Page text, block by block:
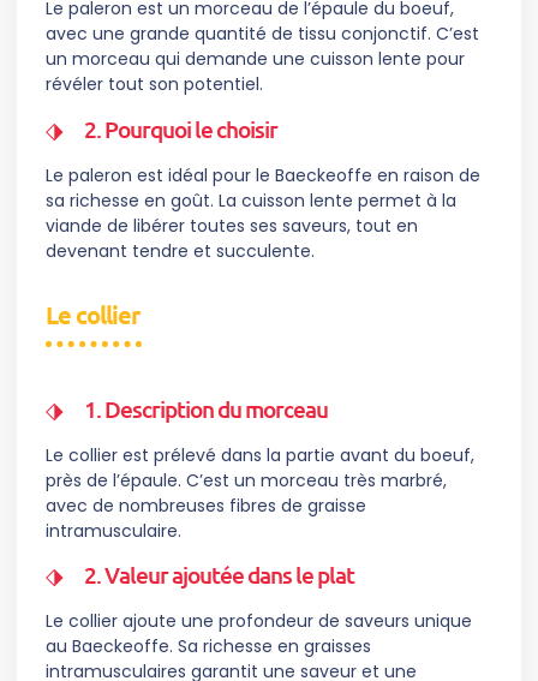
Le paleron est un morceau de l’épaule du boeuf,
avec une grande quantité de tissu conjonctif. C’est
un morceau qui demande une cuisson lente pour
révéler tout son potentiel.
2. Pourquoi le choisir
Le paleron est idéal pour le Baeckeoffe en raison de
sa richesse en goût. La cuisson lente permet à la
viande de libérer toutes ses saveurs, tout en
devenant tendre et succulente.
Le collier
1. Description du morceau
Le collier est prélevé dans la partie avant du boeuf,
près de l’épaule. C’est un morceau très marbré,
avec de nombreuses fibres de graisse
intramusculaire.
2. Valeur ajoutée dans le plat
Le collier ajoute une profondeur de saveurs unique
au Baeckeoffe. Sa richesse en graisses
intramusculaires garantit une saveur et une